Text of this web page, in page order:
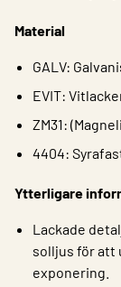
Material
GALV:
EVIT:
ZM31:
4404:
Ytterligare
Lackade
solljus för att
exponering.